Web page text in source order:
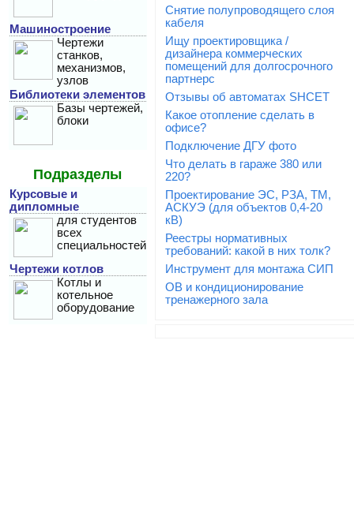
Машиностроение
Чертежи
станков,
механизмов,
узлов
Библиотеки элементов
Базы чертежей,
блоки
Подразделы
Курсовые и
дипломные
для студентов
всех
специальностей
Чертежи котлов
Котлы и
котельное
оборудование
Снятие полупроводящего слоя
кабеля
Ищу проектировщика /
дизайнера коммерческих
помещений для долгосрочного
партнерс
Отзывы об автоматах SHCET
Какое отопление сделать в
офисе?
Подключение ДГУ фото
Что делать в гараже 380 или
220?
Проектирование ЭС, РЗА, ТМ,
АСКУЭ (для объектов 0,4-20
кВ)
Реестры нормативных
требований: какой в них толк?
Инструмент для монтажа СИП
ОВ и кондиционирование
тренажерного зала